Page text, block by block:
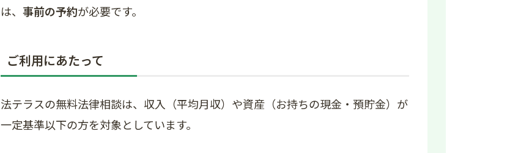
は、 事前の予約が必要です。
ご利用にあたって
法テラスの無料法律相談は、収入（平均月収）や資産（お持ちの現金・預貯金）が
一定基準以下の方を対象としています。